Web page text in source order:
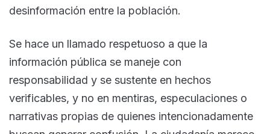
desinformación entre la población.
Se hace un llamado respetuoso a que la
información pública se maneje con
responsabilidad y se sustente en hechos
verificables, y no en mentiras, especulaciones o
narrativas propias de quienes intencionadamente